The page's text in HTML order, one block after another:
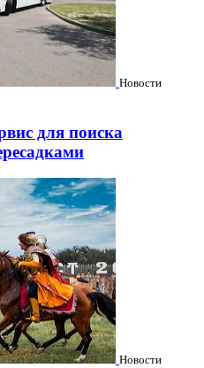
Новости
для поиска
Новости